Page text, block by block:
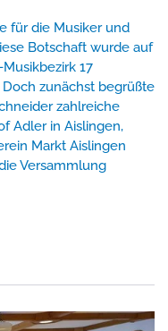
für die Musiker und
Botschaft wurde auf
17
zunächst begrüßte
zahlreiche
Adler in Aislingen,
Markt Aislingen
Versammlung